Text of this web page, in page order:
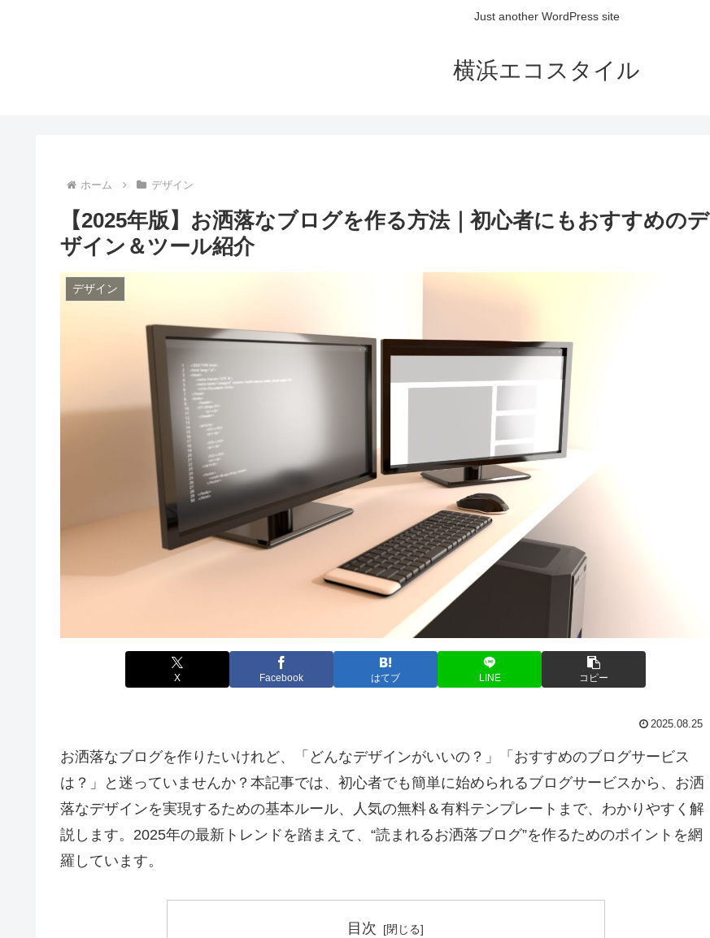
Just another WordPress site
横浜エコスタイル
ホーム デザイン
【2025年版】お洒落なブログを作る方法｜初心者にもおすすめのデ
ザイン＆ツール紹介
デザイン
X Facebook はてブ LINE コピー
2025.08.25
お洒落なブログを作りたいけれど、「どんなデザインがいいの？」「おすすめのブログサービス
は？」と迷っていませんか？本記事では、初心者でも簡単に始められるブログサービスから、お洒
落なデザインを実現するための基本ルール、人気の無料＆有料テンプレートまで、わかりやすく解
説します。2025年の最新トレンドを踏まえて、“読まれるお洒落ブログ”を作るためのポイントを網
羅しています。
目次